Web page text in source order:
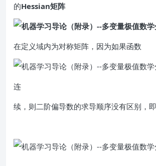
的Hessian矩阵
在定义域内为对称矩阵，因为如果函数
连
续，则二阶偏导数的求导顺序没有区别，即